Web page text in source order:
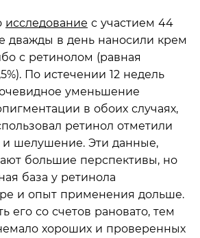
исследование с участием 44
дважды в день наносили крем
с ретинолом (равная
По истечении 12 недель
уменьшение
в обоих случаях,
ретинол отметили
шелушение. Эти данные,
большие перспективы, но
база у ретинола
и опыт применения дольше.
его со счетов рановато, тем
хороших и проверенных